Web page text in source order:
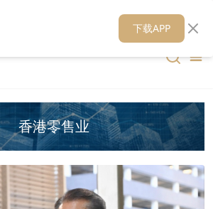
财华媒体矩阵 财华智库
​香港零售业
下载APP